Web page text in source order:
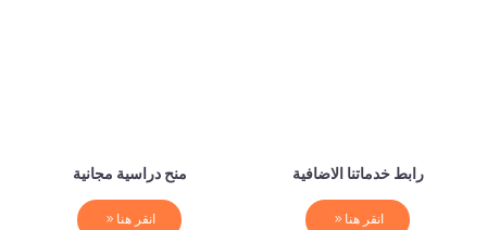
رابط خدماتنا الاضافية
انقر هنا
منح دراسية مجانية
انقر هنا